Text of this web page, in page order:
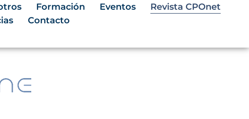
Formación Eventos
Revista CPOnet
Contacto